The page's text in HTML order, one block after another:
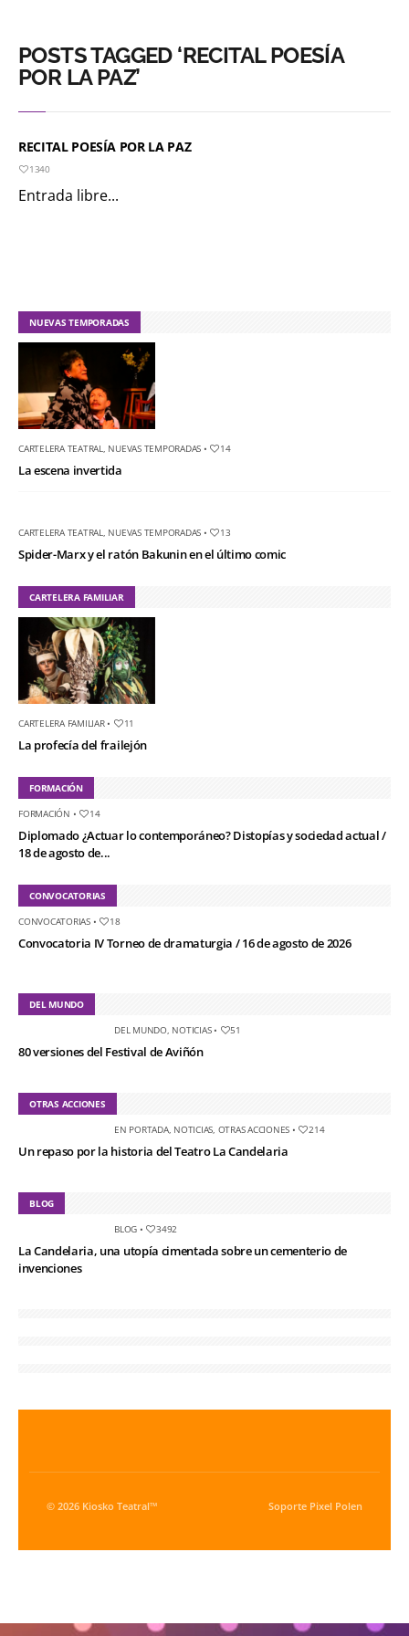
POSTS TAGGED ‘RECITAL POESÍA
POR LA PAZ’
RECITAL POESÍA POR LA PAZ
1340
Entrada libre...
NUEVAS TEMPORADAS
CARTELERA TEATRAL NUEVAS TEMPORADAS • 14
La escena invertida
CARTELERA TEATRAL NUEVAS TEMPORADAS • 13
Spider-Marx y el ratón Bakunin en el último comic
CARTELERA FAMILIAR
CARTELERA FAMILIAR• 11
La profecía del frailejón
FORMACIÓN
FORMACIÓN • 14
Diplomado ¿Actuar lo contemporáneo? Distopías y sociedad actual /
18 de agosto de...
CONVOCATORIAS
CONVOCATORIAS• 18
Convocatoria IV Torneo de dramaturgia / 16 de agosto de 2026
DEL MUNDO
DEL MUNDO, NOTICIAS• 51
80 versiones del Festival de Aviñón
OTRAS ACCIONES
EN PORTADA, NOTICIAS OTRAS ACCIONES • 214
Un repaso por la historia del Teatro La Candelaria
BLOG
BLOG • 3492
La Candelaria, una utopía cimentada sobre un cementerio de
invenciones
© 2026 Kiosko Teatral™ Soporte Pixel Polen